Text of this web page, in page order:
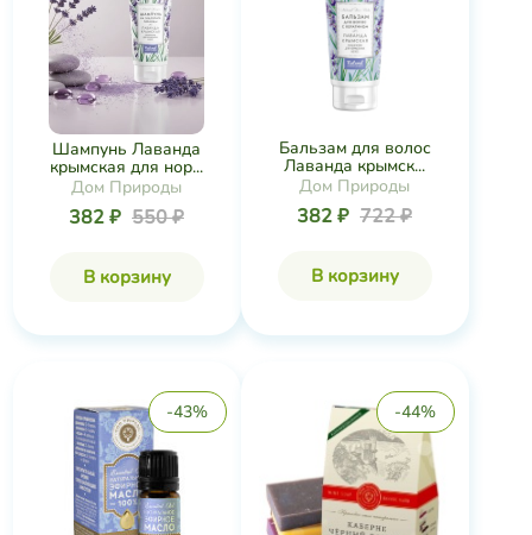
Шампунь Лаванда
крымская для нор...
Дом Природы
382 ₽ 550 ₽
В корзину
Бальзам для волос
Лаванда крымск...
Дом Природы
382 ₽ 722 ₽
В корзину
-43% -44%